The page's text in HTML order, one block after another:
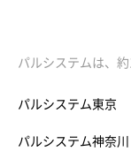
パルシステムは、
パルシステム東京
パルシステム神奈川